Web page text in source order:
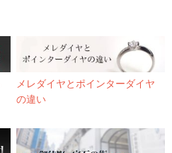
メレダイヤとポインターダイヤ
の違い